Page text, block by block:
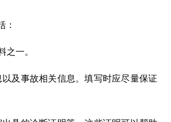
：
一。
及事故相关信息。填写时应尽量保证